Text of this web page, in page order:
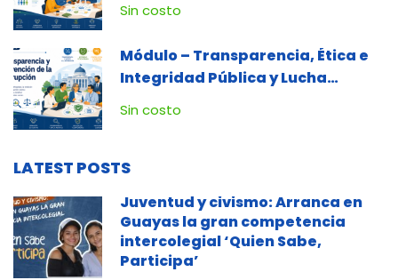
Sin costo
Módulo – Transparencia, Ética e
Integridad Pública y Lucha
Contra la Corrupción
Sin costo
LATEST POSTS
Juventud y civismo: Arranca en
Guayas la gran competencia
intercolegial ‘Quien Sabe,
Participa’